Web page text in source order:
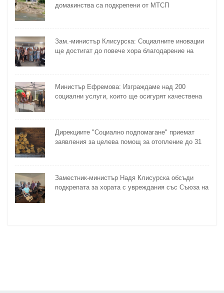
домакинства са подкрепени от МТСП
Зам.-министър Клисурска: Социалните иновации
ще достигат до повече хора благодарение на
Министър Ефремова: Изграждаме над 200
социални услуги, които ще осигурят качествена
Дирекциите "Социално подпомагане" приемат
заявления за целева помощ за отопление до 31
Заместник-министър Надя Клисурска обсъди
подкрепата за хората с увреждания със Съюза на